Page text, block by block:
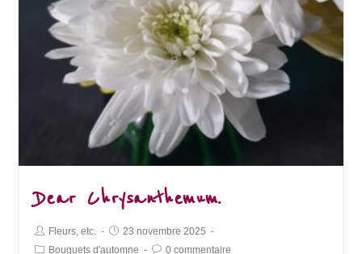
Dear Chrysanthemum.
Post
Author:
Fleurs, etc.
Post
published:
23 novembre 2025
PostBouquets d'automne
Post0 commentaire